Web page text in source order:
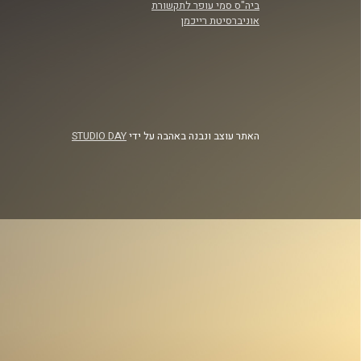
ביה"ס סמי עופר לתקשורת
אוניברסיטת רייכמן
האתר עוצב ונבנה באהבה על ידיSTUDIO DAY